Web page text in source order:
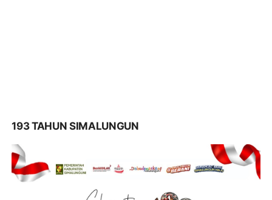
193 TAHUN SIMALUNGUN